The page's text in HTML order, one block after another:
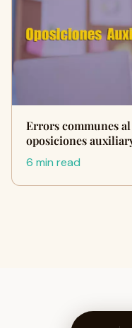
Errors communes
oposiciones
6 min read